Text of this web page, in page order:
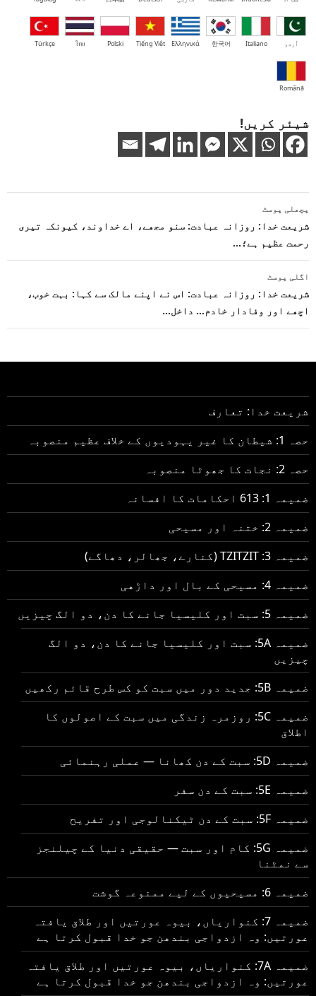
اُردو Italiano
한국어
Ελληνικά
Tiếng Việt
Polski
ไทย
Türkçe
Română
شیئر کریں!
پوسٹوں
کی
نیویگیشن
پچھلی پوسٹ
شریعت خدا: روزانہ عبادت: سنو مجھے، اے خداوند، کیونکہ تیری
رحمت عظیم ہے؛…
اگلی پوسٹ
شریعت خدا: روزانہ عبادت: اس نے اپنے مالک سے کہا: بہت خوب،
اچھے اور وفادار خادم… داخل…
شریعت خدا: تعارف
حصہ 1: شیطان کا غیر یہودیوں کے خلاف عظیم منصوبہ
حصہ 2: نجات کا جھوٹا منصوبہ
ضمیمہ 1: 613 احکامات کا افسانہ
ضمیمہ 2: ختنہ اور مسیحی
ضمیمہ 3: TZITZIT (کنارے، جھالر، دھاگے)
ضمیمہ 4: مسیحی کے بال اور داڑھی
ضمیمہ 5: سبت اور کلیسیا جانے کا دن، دو الگ چیزیں
ضمیمہ 5A: سبت اور کلیسیا جانے کا دن، دو الگ
چیزیں
ضمیمہ 5B: جدید دور میں سبت کو کس طرح قائم رکھیں
ضمیمہ 5C: روزمرہ زندگی میں سبت کے اصولوں کا
اطلاق
ضمیمہ 5D: سبت کے دن کھانا — عملی رہنمائی
ضمیمہ 5E: سبت کے دن سفر
ضمیمہ 5F: سبت کے دن ٹیکنالوجی اور تفریح
ضمیمہ 5G: کام اور سبت — حقیقی دنیا کے چیلنجز
سے نمٹنا
ضمیمہ 6: مسیحیوں کے لیے ممنوعہ گوشت
ضمیمہ 7: کنواریاں، بیوہ عورتیں اور طلاق یافتہ
عورتیں: وہ ازدواجی بندھن جو خدا قبول کرتا ہے
ضمیمہ 7A: کنواریاں، بیوہ عورتیں اور طلاق یافتہ
عورتیں: وہ ازدواجی بندھن جو خدا قبول کرتا ہے